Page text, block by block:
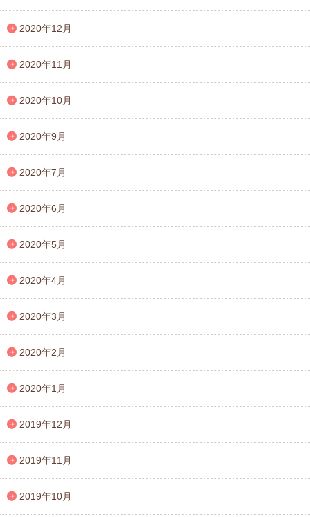
2020年12月
2020年11月
2020年10月
2020年9月
2020年7月
2020年6月
2020年5月
2020年4月
2020年3月
2020年2月
2020年1月
2019年12月
2019年11月
2019年10月